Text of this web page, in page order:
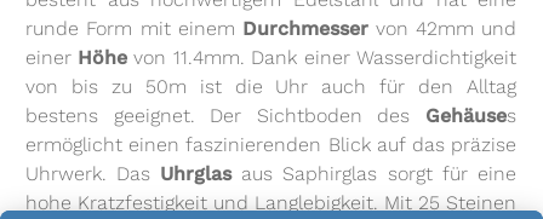
runde Form mit einem Durchmesser von 42mm und
einer Höhe von 11.4mm. Dank einer Wasserdichtigkeit
von bis zu 50m ist die Uhr auch für den Alltag
bestens geeignet. Der Sichtboden des Gehäuses
ermöglicht einen faszinierenden Blick auf das präzise
Uhrwerk. Das Uhrglasaus Saphirglas sorgt für eine
hohe Kratzfestigkeit und Langlebigkeit. Mit 25 Steinen